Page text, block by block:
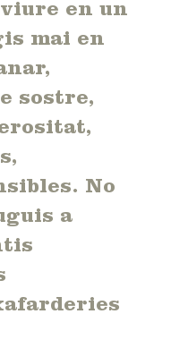
en un
mai en
sostre,
No
a